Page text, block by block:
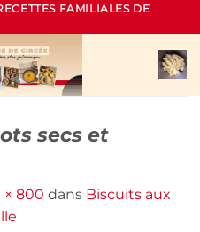
FAMILIALES DE
secs et
× 800 dans Biscuits aux